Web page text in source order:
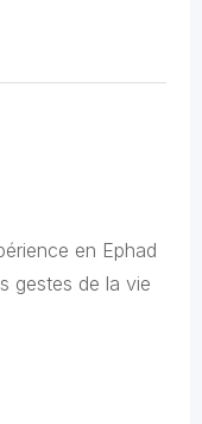
en Ephad
gestes de la vie